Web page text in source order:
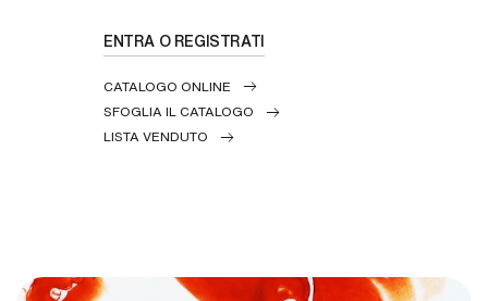
ENTRA O REGISTRATI
CATALOGO ONLINE
SFOGLIA IL CATALOGO
LISTA VENDUTO